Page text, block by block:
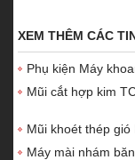
XEM THÊM CÁC
Phụ kiện Máy
Mũi cắt hợp kim
Mũi khoét thép gió
Máy mài nhám